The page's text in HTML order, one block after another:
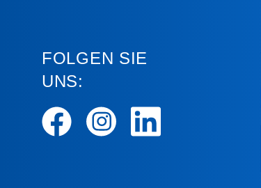
FOLGEN SIE
UNS: